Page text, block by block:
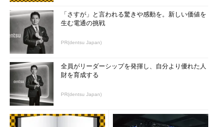
マイクロソフトはこの他に、「Office 365」の顧客と開発者を
より強く結び付けるための新たな計画も発表した。
1つ目は、開発者がOffice 365のチャットベースのワークスペ
ース「Microsoft Teams」向けアプリを容易に開発し、公開でき
るようにしたこと。ユーザーはMicrosoft Teams向けアプリを容
易に見つけられるようになり、開発者はアクティビティーフィー
ド、Compose Extensions、Actionable Messagesにおける第三
者の通知機能など、開発するMicrosoft Teamsアプリへ新しい機
「さすが」と言われる驚きや感動を。新しい価値を
生む電通の挑戦
PR(dentsu Japan)
全員がリーダーシップを発揮し、自分より優れた人
財を育成する
PR(dentsu Japan)